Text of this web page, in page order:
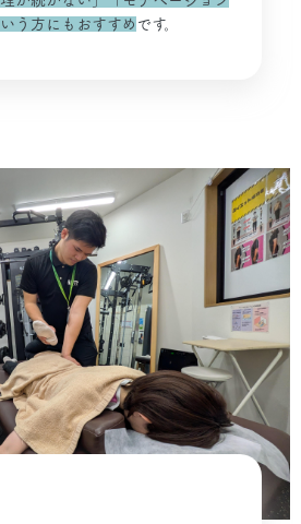
う方にもおすすめ です。